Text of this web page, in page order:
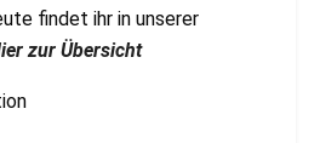
findet ihr in unserer
zur Übersicht